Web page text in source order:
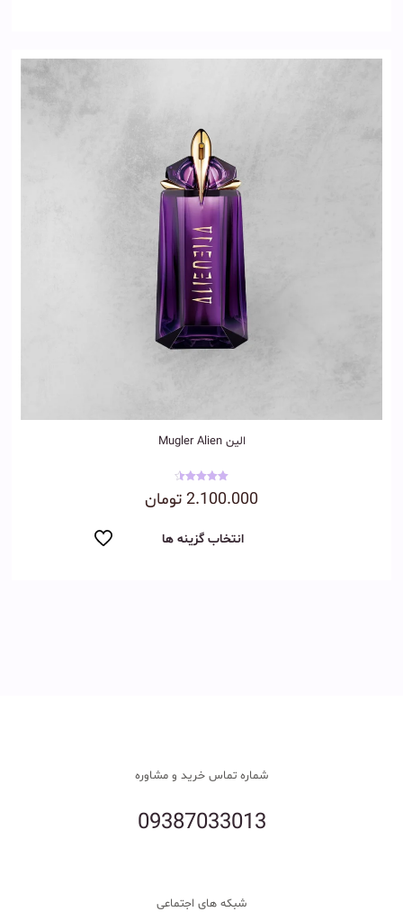
الین Mugler Alien
نمره
4.50
2.100.000 تومان
انتخاب گزینه ها
09387033013
شماره تماس خرید و مشاوره
شبکه های اجتماعی